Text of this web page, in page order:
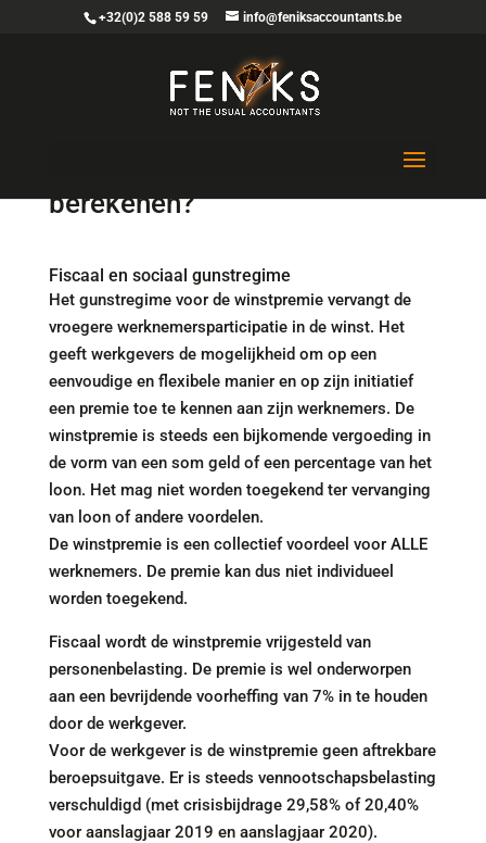
+32(0)2 588 59 59 info@feniksaccountants.be
berekenen?
Fiscaal en sociaal gunstregime
Het gunstregime voor de winstpremie vervangt de
vroegere werknemersparticipatie in de winst. Het
geeft werkgevers de mogelijkheid om op een
eenvoudige en flexibele manier en op zijn initiatief
een premie toe te kennen aan zijn werknemers. De
winstpremie is steeds een bijkomende vergoeding in
de vorm van een som geld of een percentage van het
loon. Het mag niet worden toegekend ter vervanging
van loon of andere voordelen.
De winstpremie is een collectief voordeel voor ALLE
werknemers. De premie kan dus niet individueel
worden toegekend.
Fiscaal wordt de winstpremie vrijgesteld van
personenbelasting. De premie is wel onderworpen
aan een bevrijdende voorheffing van 7% in te houden
door de werkgever.
Voor de werkgever is de winstpremie geen aftrekbare
beroepsuitgave. Er is steeds vennootschapsbelasting
verschuldigd (met crisisbijdrage 29,58% of 20,40%
voor aanslagjaar 2019 en aanslagjaar 2020).